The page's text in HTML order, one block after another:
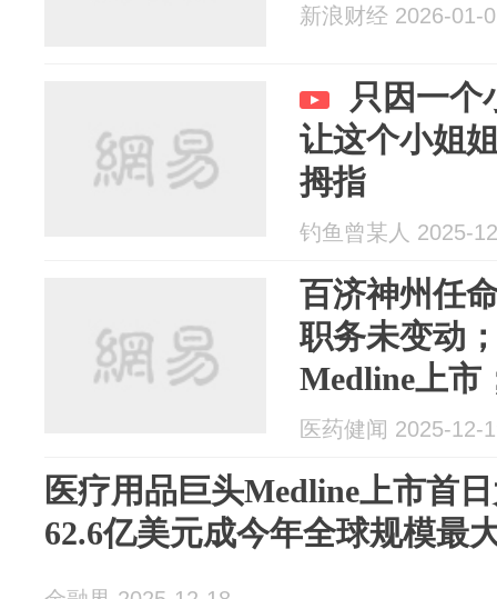
新浪财经 2026-01-
只因一个
让这个小姐
拇指
钓鱼曾某人 2025-
百济神州任
职务未变动
Medline上市
二期创新基
医药健闻 2025-12-
医疗用品巨头Medline上市首
62.6亿美元成今年全球规模最